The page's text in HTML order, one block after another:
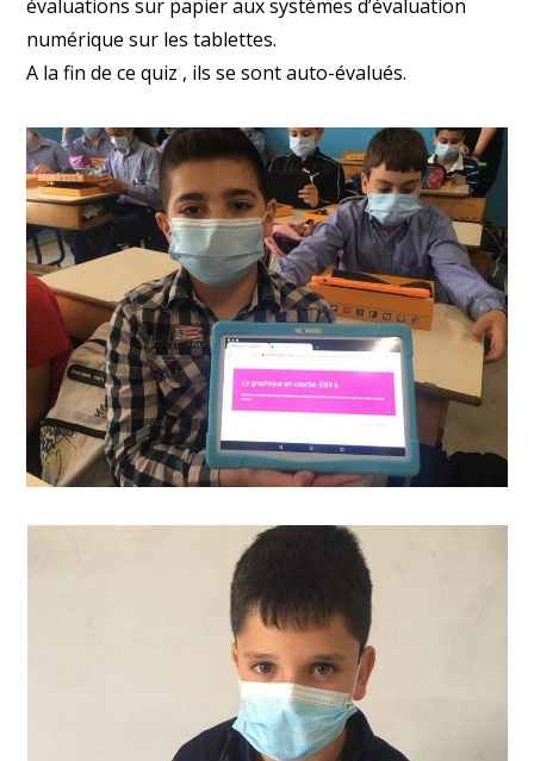
évaluations sur papier aux systèmes d’évaluation
numérique sur les tablettes.
A la fin de ce quiz , ils se sont auto-évalués.